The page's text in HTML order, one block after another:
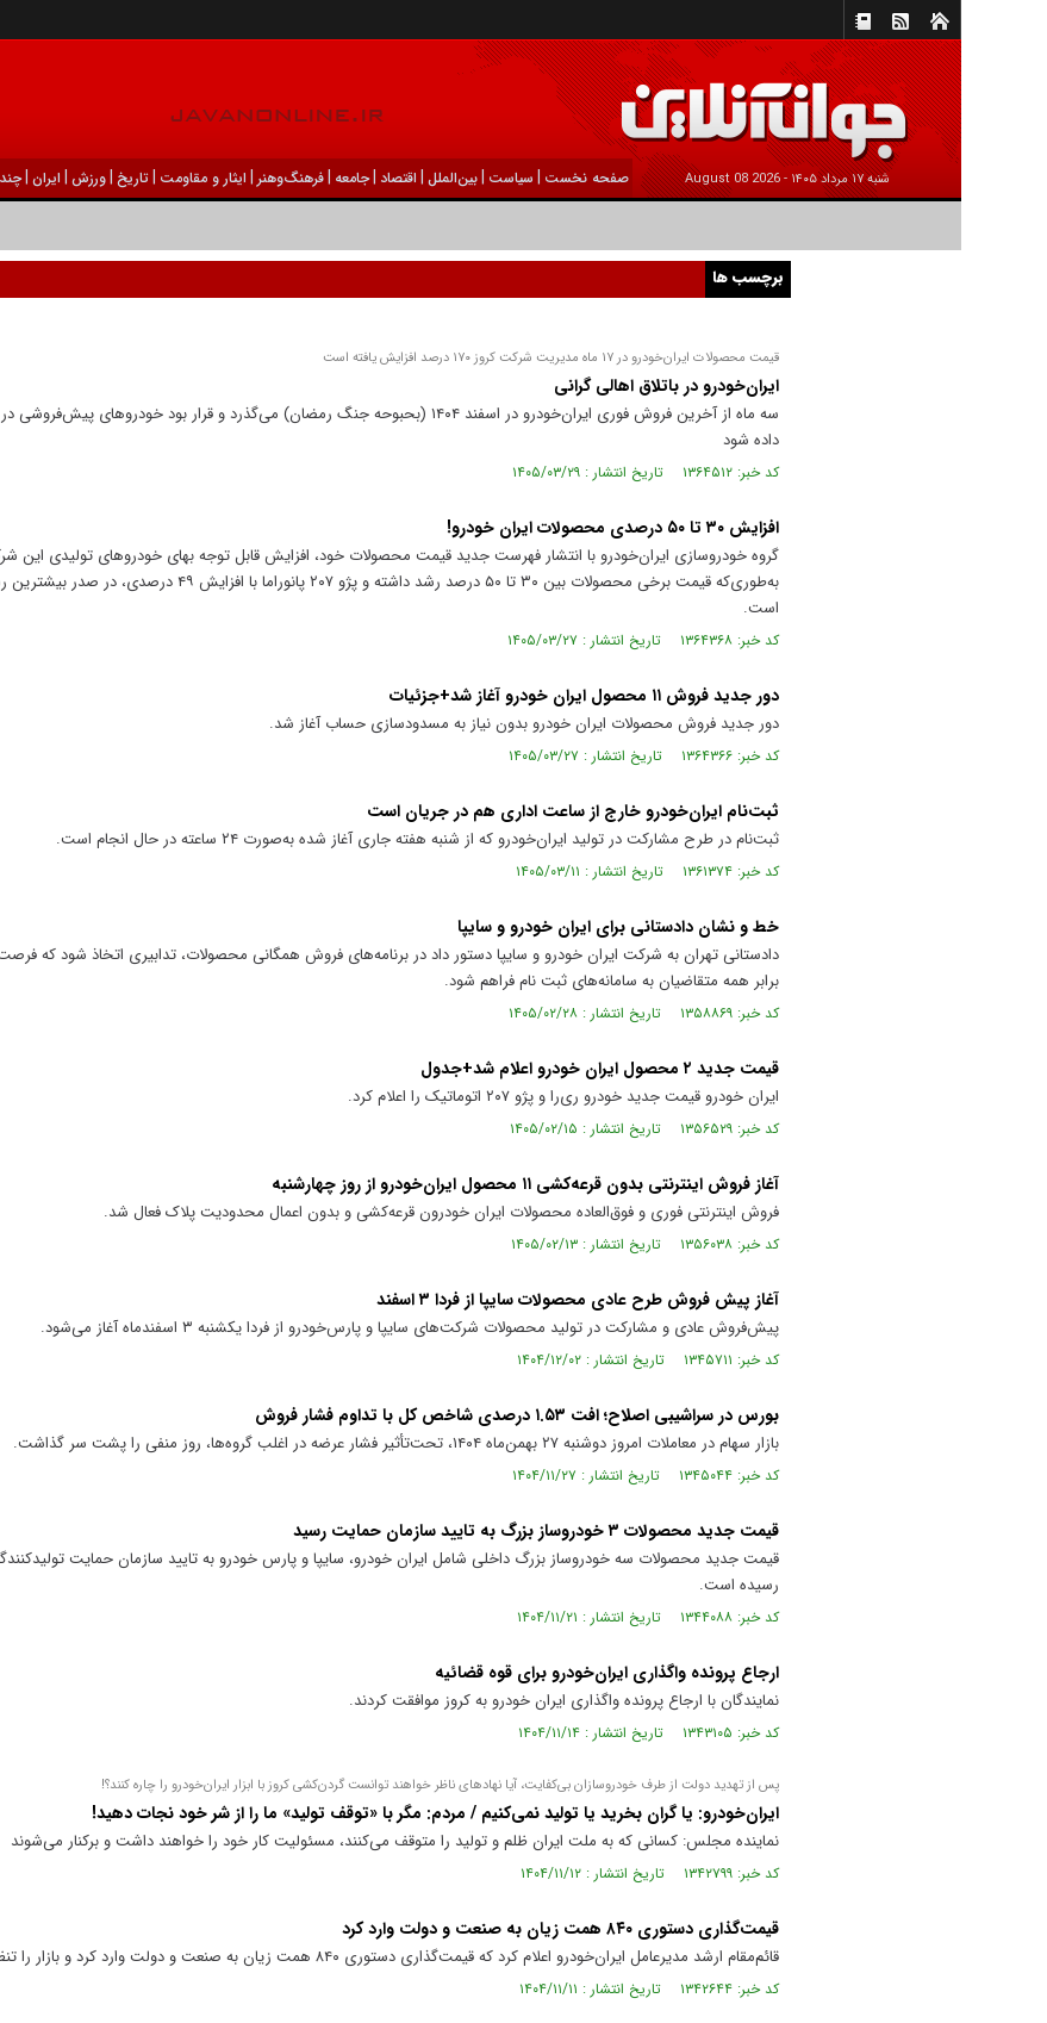
شنبه ۱۷ مرداد ۱۴۰۵ - 2026 August 08 صفحه نخست | سیاست |بين‌الملل | اقتصاد |جامعه |فرهنگ‌و‌هنر | ایثار و مقاومت |تاریخ |ورزش | ايران |
برچسب ها
قیمت محصولات ایران‌خودرو در ۱۷ ماه مدیریت شرکت کروز ۱۷۰ درصد افزایش یافته است
ایران‌خودرو در باتلاق اهالی گرانی
سه ماه از آخرین فروش فوری ایران‌خودرو در اسفند ۱۴۰۴ (بحبوحه جنگ رمضان) می‌گذرد و قرار بود
داده شود
کد خبر: ۱۳۶۴۵۱۲ تاریخ انتشار : ۱۴۰۵/۰۳/۲۹
افزایش ۳۰ تا ۵۰ درصدی محصولات ایران خودرو!
گروه خودروسازی ایران‌خودرو با انتشار فهرست جدید قیمت محصولات خود، افزایش قابل توجه بهای خودرو‌های تولیدی این
به‌طوری‌که قیمت برخی محصولات بین ۳۰ تا ۵۰ درصد رشد داشته و پژو ۲۰۷
است.
کد خبر: ۱۳۶۴۳۶۸ تاریخ انتشار : ۱۴۰۵/۰۳/۲۷
دور جدید فروش ۱۱ محصول ایران خودرو آغاز شد+جزئیات
دور جدید فروش محصولات ایران خودرو بدون نیاز به مسدودسازی حساب آغاز شد.
کد خبر: ۱۳۶۴۳۶۶ تاریخ انتشار : ۱۴۰۵/۰۳/۲۷
ثبت‌نام ایران‌خودرو خارج از ساعت اداری هم در جریان است
ثبت‌نام در طرح مشارکت در تولید ایران‌خودرو که از شنبه هفته جاری آغاز شده به‌صورت ۲۴ ساعته در حال انجام است.
کد خبر: ۱۳۶۱۳۷۴ تاریخ انتشار : ۱۴۰۵/۰۳/۱۱
خط و نشان دادستانی برای ایران خودرو و سایپا
دادستانی تهران به شرکت ایران خودرو و سایپا دستور داد در برنامه‌های فروش همگانی محصولات، تدابیری اتخاذ شود که
برابر همه متقاضیان به سامانه‌های ثبت نام فراهم شود.
کد خبر: ۱۳۵۸۸۶۹ تاریخ انتشار : ۱۴۰۵/۰۲/۲۸
قیمت جدید ۲ محصول ایران خودرو اعلام شد+جدول
ایران خودرو قیمت جدید خودرو ری‌را و پژو ۲۰۷ اتوماتیک را اعلام کرد.
کد خبر: ۱۳۵۶۵۲۹ تاریخ انتشار : ۱۴۰۵/۰۲/۱۵
آغاز فروش اینترنتی بدون قرعه‌کشی ۱۱ محصول ایران‌خودرو از روز چهارشنبه
فروش اینترنتی فوری و فوق‌العاده محصولات ایران خودرون قرعه‌کشی و بدون اعمال محدودیت پلاک فعال شد.
کد خبر: ۱۳۵۶۰۳۸ تاریخ انتشار : ۱۴۰۵/۰۲/۱۳
آغاز پیش فروش طرح عادی محصولات سایپا از فردا ۳ اسفند
پیش‌فروش عادی و مشارکت در تولید محصولات شرکت‌های سایپا و پارس‌خودرو از فردا یکشنبه ۳ اسفند‌ماه آغاز می‌شود.
کد خبر: ۱۳۴۵۷۱۱ تاریخ انتشار : ۱۴۰۴/۱۲/۰۲
بورس در سراشیبی اصلاح؛ افت ۱.۵۳ درصدی شاخص کل با تداوم فشار فروش
بازار سهام در معاملات امروز دوشنبه ۲۷ بهمن‌ماه ۱۴۰۴، تحت‌تأثیر فشار عرضه در اغلب گروه‌ها، روز منفی را پشت سر گذاشت.
کد خبر: ۱۳۴۵۰۴۴ تاریخ انتشار : ۱۴۰۴/۱۱/۲۷
قیمت جدید محصولات ۳ خودروساز بزرگ به تایید سازمان حمایت رسید
قیمت جدید محصولات سه خودروساز بزرگ داخلی شامل ایران خودرو، سایپا و پارس خودرو به تایید سازمان حمایت
رسیده است.
کد خبر: ۱۳۴۴۰۸۸ تاریخ انتشار : ۱۴۰۴/۱۱/۲۱
ارجاع پرونده واگذاری ایران‌خودرو برای قوه قضائیه
نمایندگان با ارجاع پرونده واگذاری ایران خودرو به کروز موافقت کردند.
کد خبر: ۱۳۴۳۱۰۵ تاریخ انتشار : ۱۴۰۴/۱۱/۱۴
پس از تهدید دولت از طرف خودروسازان بی‌کفایت، آیا نهاد‌های ناظر خواهند توانست گردن‌کشی کروز با ابزار ایران‌خودرو را چاره کنند؟!
ایران‌خودرو: یا گران بخرید یا تولید نمی‌کنیم / مردم: مگر با «توقف تولید» ما را از شر خود نجات دهید!
نماینده مجلس: کسانی که به ملت ایران ظلم و تولید را متوقف می‌کنند، مسئولیت کار خود را خواهند داشت و برکنار می‌شوند
کد خبر: ۱۳۴۲۷۹۹ تاریخ انتشار : ۱۴۰۴/۱۱/۱۲
قیمت‌گذاری دستوری ۸۴۰ همت زیان به صنعت و دولت وارد کرد
قائم‌مقام ارشد مدیرعامل ایران‌خودرو اعلام کرد که قیمت‌گذاری دستوری ۸۴۰ همت زیان به صنعت و دولت وارد کرد و بازار را تنظیم نکرد!
کد خبر: ۱۳۴۲۶۴۴ تاریخ انتشار : ۱۴۰۴/۱۱/۱۱